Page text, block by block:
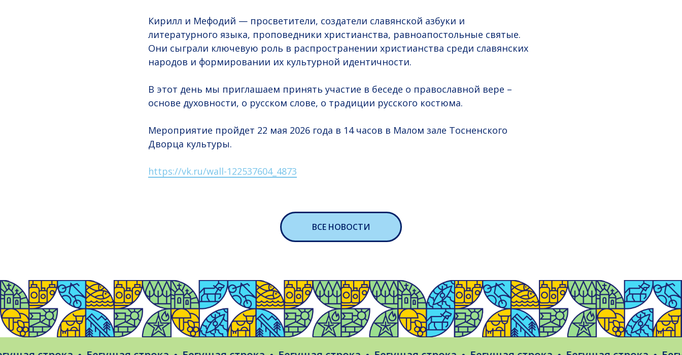
Кирилл и Мефодий — просветители, создатели славянской азбуки и
литературного языка, проповедники христианства, равноапостольные святые.
Они сыграли ключевую роль в распространении христианства среди славянских
народов и формировании их культурной идентичности.
В этот день мы приглашаем принять участие в беседе о православной вере –
основе духовности, о русском слове, о традиции русского костюма.
Мероприятие пройдет 22 мая 2026 года в 14 часов в Малом зале Тосненского
Дворца культуры.
https://vk.ru/wall-122537604_4873
ВСЕ НОВОСТИ